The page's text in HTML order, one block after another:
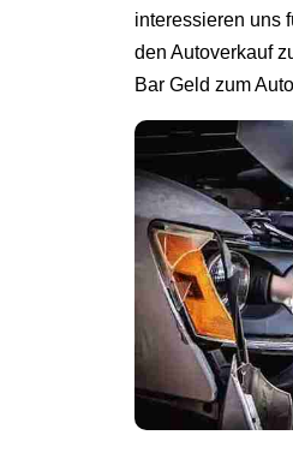
interessieren uns
den Autoverkauf
Bar Geld zum